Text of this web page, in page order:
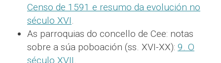
Censo de 1591 e resumo da evolución no
século XVI.
As parroquias do concello de Cee: notas
sobre a súa poboación (ss. XVI-XX): 9. O
século XVII.